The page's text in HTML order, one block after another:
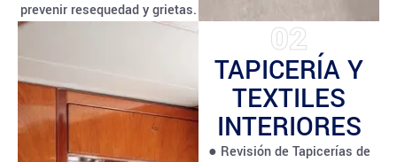
prevenir resequedad y grietas.
02
TAPICERÍA Y
TEXTILES
INTERIORES
● Revisión de Tapicerías de